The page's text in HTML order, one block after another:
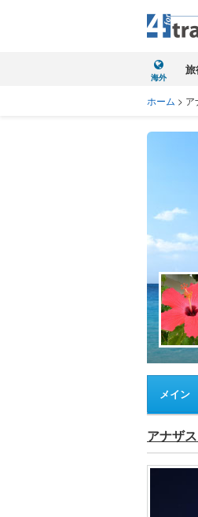
海外
ホーム > ア
メイン
アナザ